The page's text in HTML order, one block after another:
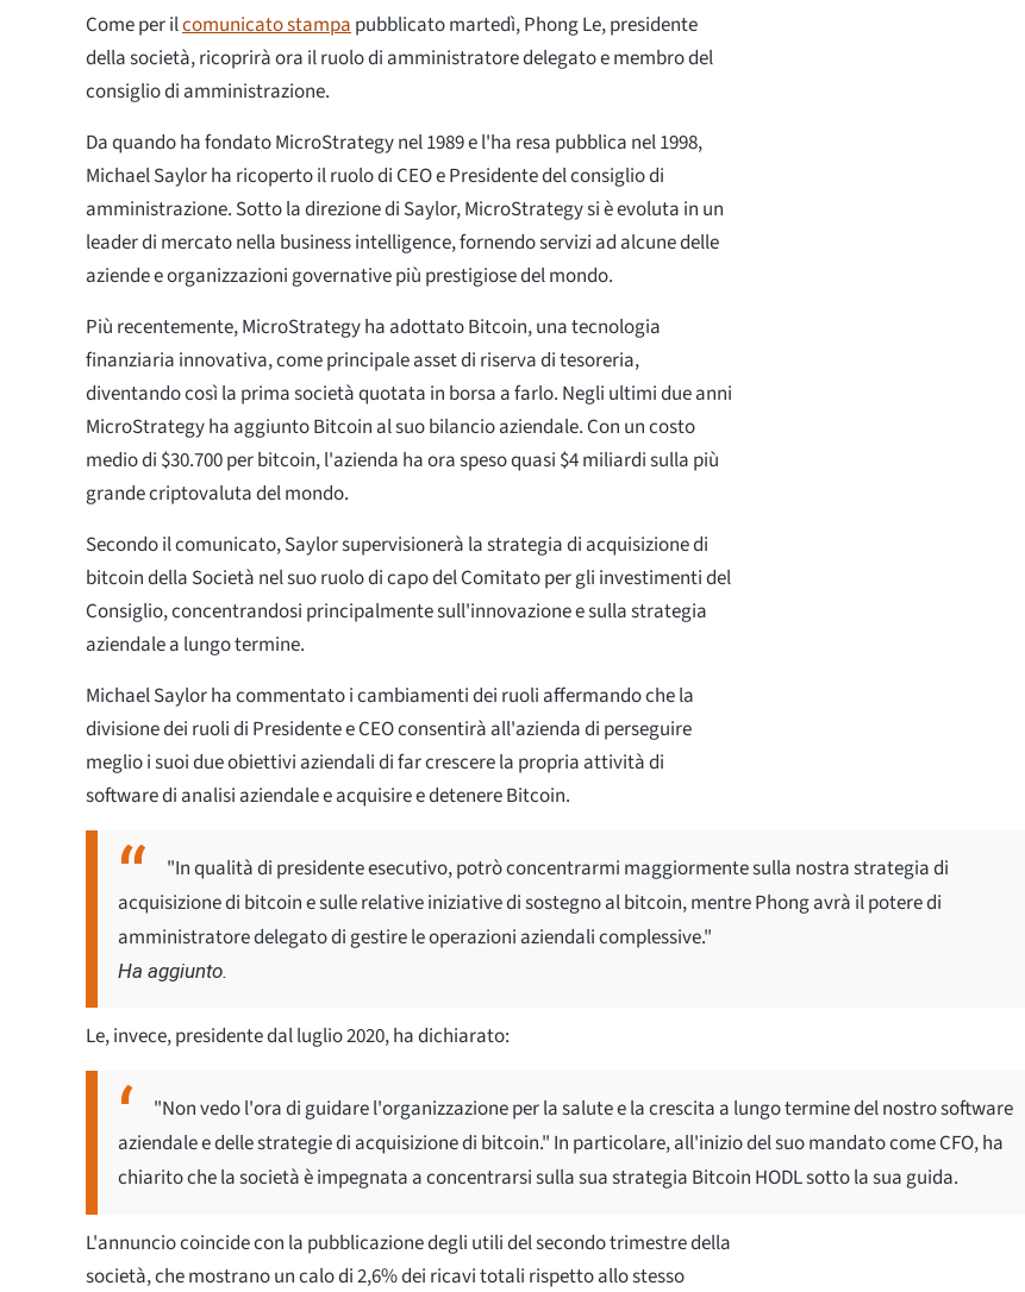
Come per ilcomunicato stampa pubblicato martedì, Phong Le, presidente
della società, ricoprirà ora il ruolo di amministratore delegato e membro del
consiglio di amministrazione.
Da quando ha fondato MicroStrategy nel 1989 e l'ha resa pubblica nel 1998,
Michael Saylor ha ricoperto il ruolo di CEO e Presidente del consiglio di
amministrazione. Sotto la direzione di Saylor, MicroStrategy si è evoluta in un
leader di mercato nella business intelligence, fornendo servizi ad alcune delle
aziende e organizzazioni governative più prestigiose del mondo.
Più recentemente, MicroStrategy ha adottato Bitcoin, una tecnologia
finanziaria innovativa, come principale asset di riserva di tesoreria,
diventando così la prima società quotata in borsa a farlo. Negli ultimi due anni
MicroStrategy ha aggiunto Bitcoin al suo bilancio aziendale. Con un costo
medio di $30.700 per bitcoin, l'azienda ha ora speso quasi $4 miliardi sulla più
grande criptovaluta del mondo.
Secondo il comunicato, Saylor supervisionerà la strategia di acquisizione di
bitcoin della Società nel suo ruolo di capo del Comitato per gli investimenti del
Consiglio, concentrandosi principalmente sull'innovazione e sulla strategia
aziendale a lungo termine.
Michael Saylor ha commentato i cambiamenti dei ruoli affermando che la
divisione dei ruoli di Presidente e CEO consentirà all'azienda di perseguire
meglio i suoi due obiettivi aziendali di far crescere la propria attività di
software di analisi aziendale e acquisire e detenere Bitcoin.
"In qualità di presidente esecutivo, potrò concentrarmi maggiormente sulla nostra strategia di
acquisizione di bitcoin e sulle relative iniziative di sostegno al bitcoin, mentre Phong avrà il potere di
amministratore delegato di gestire le operazioni aziendali complessive."
Ha aggiunto.
Le, invece, presidente dal luglio 2020, ha dichiarato:
"Non vedo l'ora di guidare l'organizzazione per la salute e la crescita a lungo termine del nostro software
aziendale e delle strategie di acquisizione di bitcoin." In particolare, all'inizio del suo mandato come CFO, ha
chiarito che la società è impegnata a concentrarsi sulla sua strategia Bitcoin HODL sotto la sua guida.
L'annuncio coincide con la pubblicazione degli utili del secondo trimestre della
società, che mostrano un calo di 2,6% dei ricavi totali rispetto allo stesso